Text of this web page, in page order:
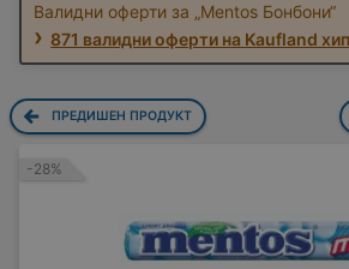
Валидни оферти за „Mentos Бонбони“
871 валидни оферти на Kaufland
ПРЕДИШЕН ПРОДУКТ
-28%